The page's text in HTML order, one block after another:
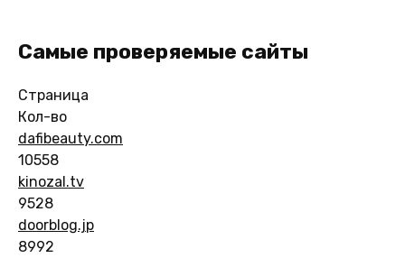
Самые проверяемые сайты
Страница
Кол-во
dafibeauty.com
10558
kinozal.tv
9528
doorblog.jp
8992